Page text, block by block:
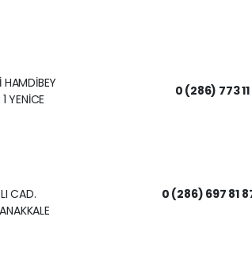
HAMDİBEY
YENİCE
0 (286) 773 11
CAD.
0 (286) 697 81